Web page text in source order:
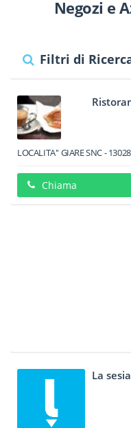
Negozi e
Filtri di
LOCALITA'' GIARE SNC-13028
Chiama
La